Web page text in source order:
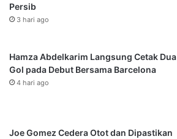
Persib
3 hari ago
Hamza Abdelkarim Langsung Cetak Dua
Gol pada Debut Bersama Barcelona
4 hari ago
Joe Gomez Cedera Otot dan Dipastikan